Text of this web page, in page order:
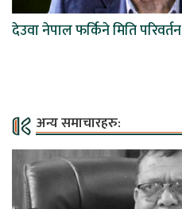
देउवा नेपाल फर्किने मिति परिवर्तन
अन्य समाचारहरु: